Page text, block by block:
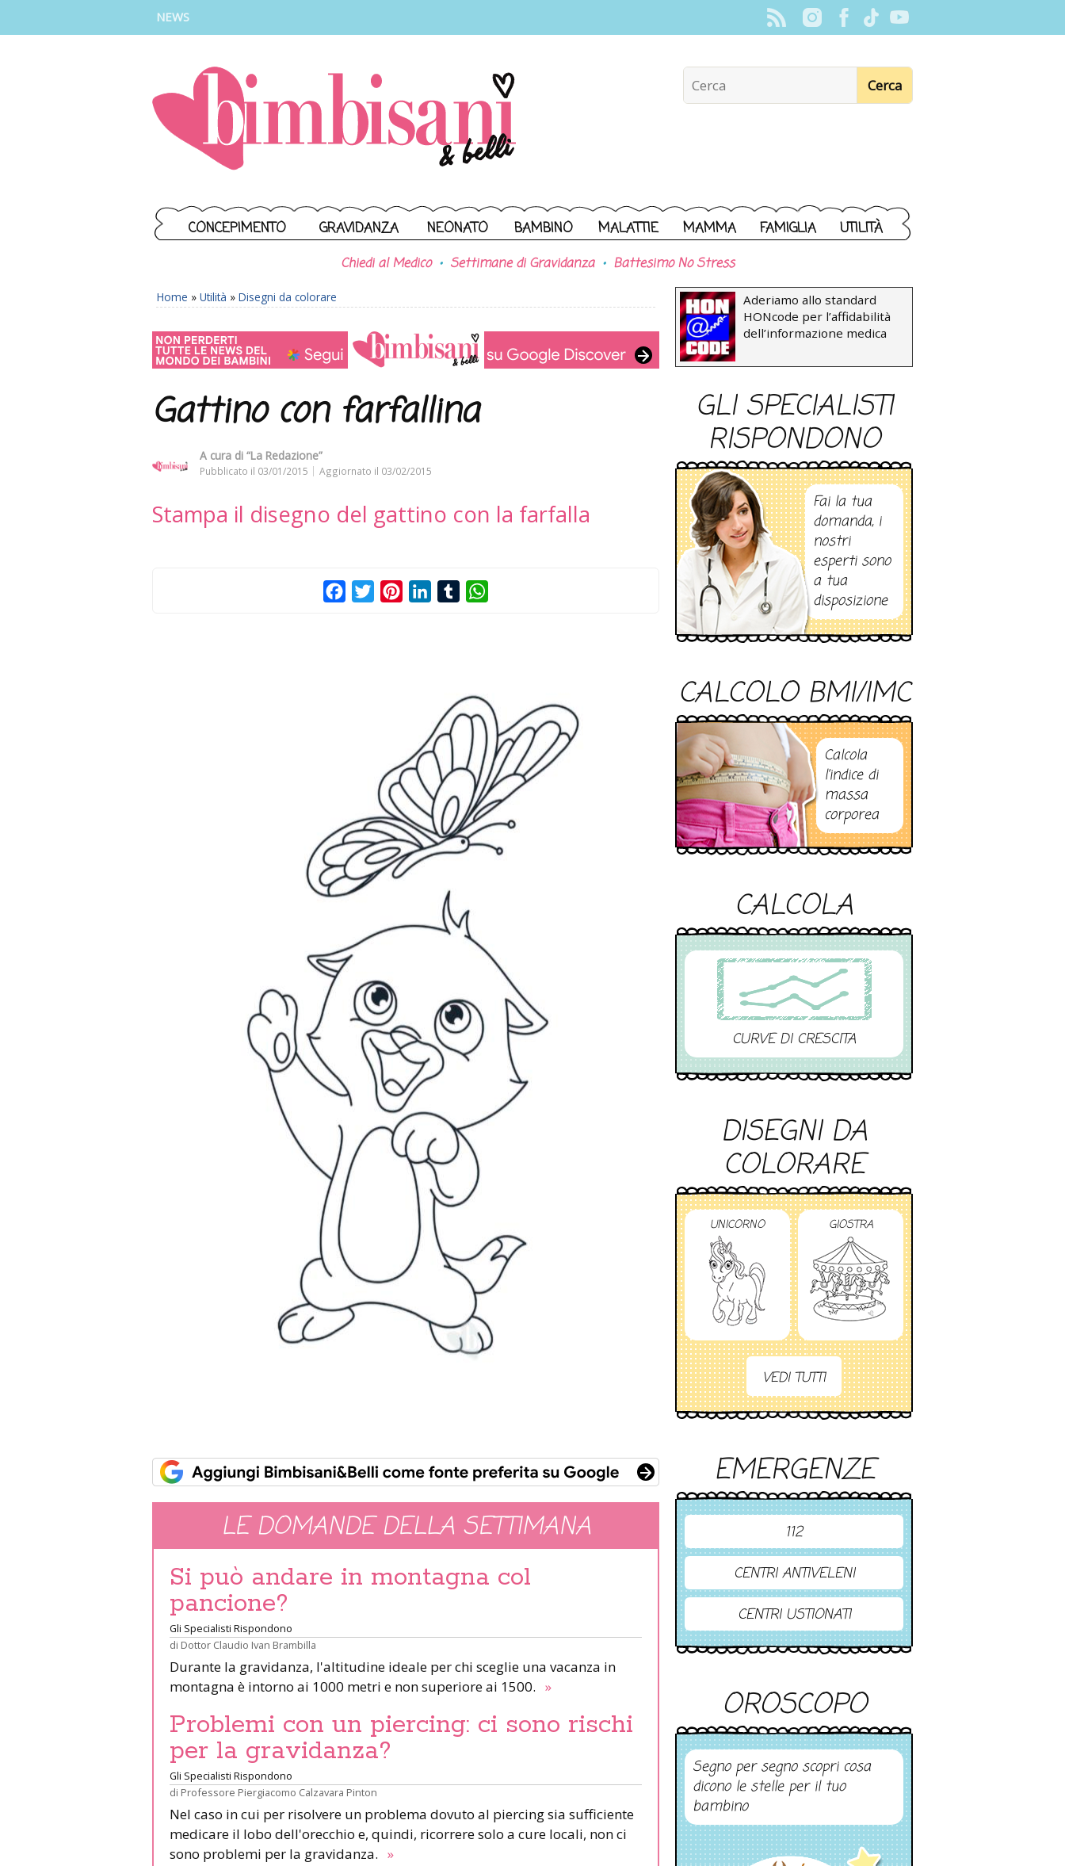
NEWS
CONCEPIMENTO GRAVIDANZA NEONATO BAMBINO MALATTIE MAMMA FAMIGLIA UTILITÀ
Chiedi al Medico Settimane di Gravidanza Battesimo No Stress
Home » Utilità » Disegni da colorare
Gattino con farfallina
A cura di “La Redazione”
Pubblicato il 03/01/2015 Aggiornato il 03/02/2015
Stampa il disegno del gattino con la farfalla
FacebookTwitterPinterestLinkedInTumblr
LE DOMANDE DELLA SETTIMANA
Si può andare in montagna col
pancione?
Gli Specialisti Rispondono
di Dottor Claudio Ivan Brambilla
Durante la gravidanza, l'altitudine ideale per chi sceglie una vacanza in
montagna è intorno ai 1000 metri e non superiore ai 1500. »
Problemi con un piercing: ci sono rischi
per la gravidanza?
Gli Specialisti Rispondono
di Professore Piergiacomo Calzavara Pinton
Nel caso in cui per risolvere un problema dovuto al piercing sia sufficiente
medicare il lobo dell'orecchio e, quindi, ricorrere solo a cure locali, non ci
sono problemi per la gravidanza. »
Aderiamo allo standard
HONcode per l’affidabilità
dell’informazione medica
GLI SPECIALISTI
RISPONDONO
Fai la tua
domanda, i
nostri
esperti sono
a tua
disposizione
CALCOLO BMI/IMC
Calcola
l’indice di
massa
corporea
CALCOLA
CURVE DI CRESCITA
DISEGNI DA
COLORARE
UNICORNO GIOSTRA
VEDI TUTTI
EMERGENZE
112
CENTRI ANTIVELENI
CENTRI USTIONATI
OROSCOPO
Segno per segno scopri cosa
dicono le stelle per il tuo
bambino